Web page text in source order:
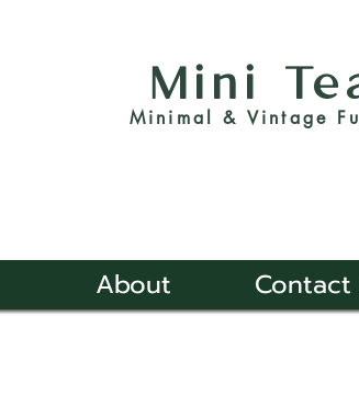
Mini
Minimal & Vintage
About Contact